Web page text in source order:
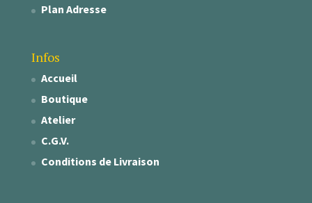
Plan Adresse
Infos
Accueil
Boutique
Atelier
C.G.V.
Conditions de Livraison